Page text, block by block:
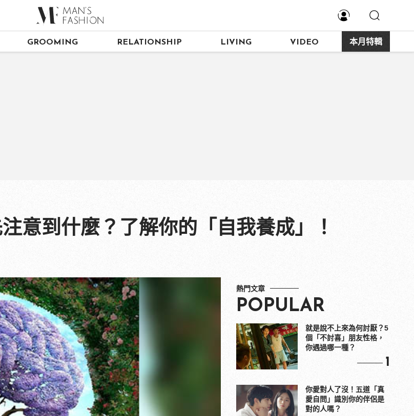
GROOMING RELATIONSHIP LIVING VIDEO 本月特輯
意到什麼？了解你的「自我養成」！
熱門文章
POPULAR
就是說不上來為何討厭？5
個「不討喜」朋友性格，
你遇過哪一種？
1
你愛對人了沒！五道「真
愛自問」識別你的伴侶是
對的人嗎？